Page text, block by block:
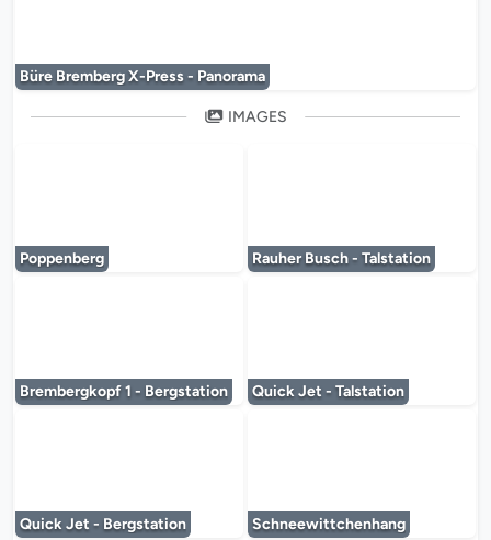
Büre Bremberg X-Press - Panorama
IMAGES
Poppenberg Rauher Busch - Talstation
Brembergkopf 1 - Bergstation Quick Jet - Talstation
Quick Jet - Bergstation Schneewittchenhang